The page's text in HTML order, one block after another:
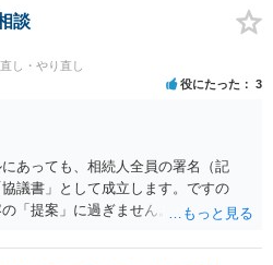
談
し・やり直し
役にたった 3
あっても、相続人全員の署名（記
議書」として成立します。ですの
「提案」に過ぎません。 納得がいか
させたい相続人が、家庭裁判所に遺